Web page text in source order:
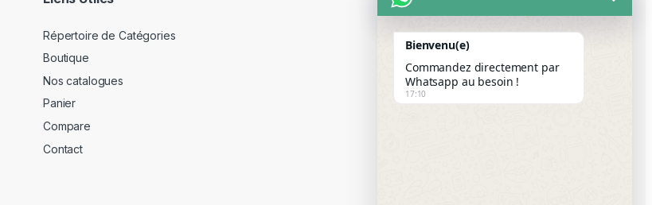
Répertoire de Catégories
Boutique
Nos catalogues
Panier
Compare
Contact
Mon Compte
Paiement Par Wave & Orange
Money
Bienvenu(e)
Commandez directement par
Whatsapp au besoin !
17:10